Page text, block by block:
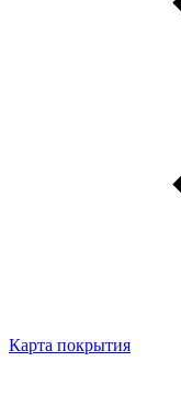
Карта покрытия